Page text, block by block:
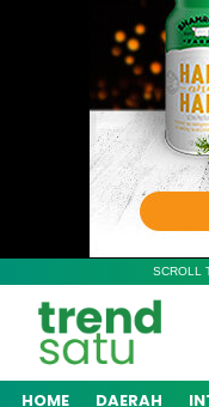
SCROLL
HOME DAERAH